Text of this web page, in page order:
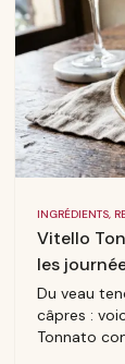
INGRÉDIENTS,
Vitello
les
Du veau
câpres :
Tonnato